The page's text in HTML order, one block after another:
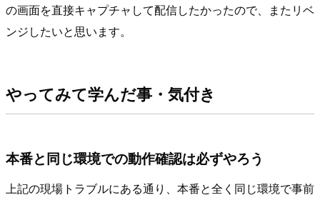
の画面を直接キャプチャして配信したかったので、またリベ
ンジしたいと思います。
やってみて学んだ事・気付き
本番と同じ環境での動作確認は必ずやろう
上記の現場トラブルにある通り、本番と全く同じ環境で事前